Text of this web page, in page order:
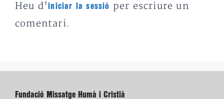
Heu d'iniciar la sessió
per escriure un
comentari.
Fundació Missatge Humà i Cristià